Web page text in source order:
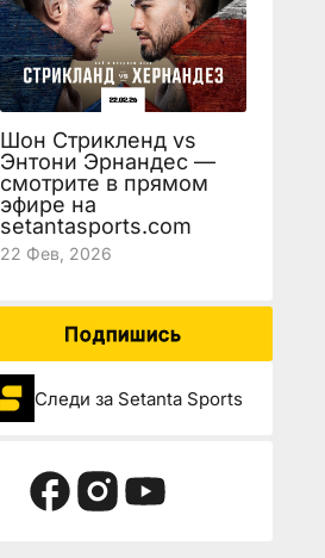
Шон Стрикленд vs
Энтони Эрнандес —
смотрите в прямом
эфире на
setantasports.com
22 Фев, 2026
Подпишись
Следи за Setanta Sports